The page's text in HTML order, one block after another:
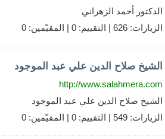
الدكتور أحمد الزهراني
الزيارات: 626 | التقييم: 0 | المقيّمين: 0
الشيخ صلاح الدين علي عبد الموجود
http://www.salahmera.com
الشيخ صلاح الدين علي عبد الموجود
الزيارات: 549 | التقييم: 0 | المقيّمين: 0